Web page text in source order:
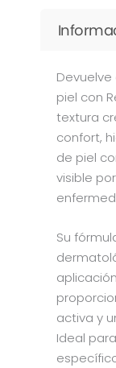
piel con
textura
confort,
de piel
visible
Su
activa y
Ideal